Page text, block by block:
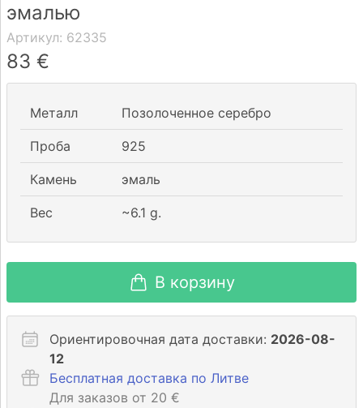
Контакты
604 42021
эмалью
Артикул: 62335
83 €
Металл Позолоченное серебро
Проба 925
Камень эмаль
Вес ~6.1 g.
В корзину
Ориентировочная дата доставки: 2026-08-
12
Бесплатная доставка по Литве
Для заказов от 20 €